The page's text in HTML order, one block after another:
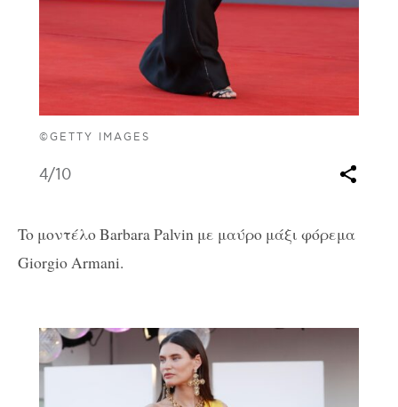
©GETTY IMAGES
4/10
To μοντέλο Barbara Palvin με μαύρο μάξι φόρεμα
Giorgio Armani.